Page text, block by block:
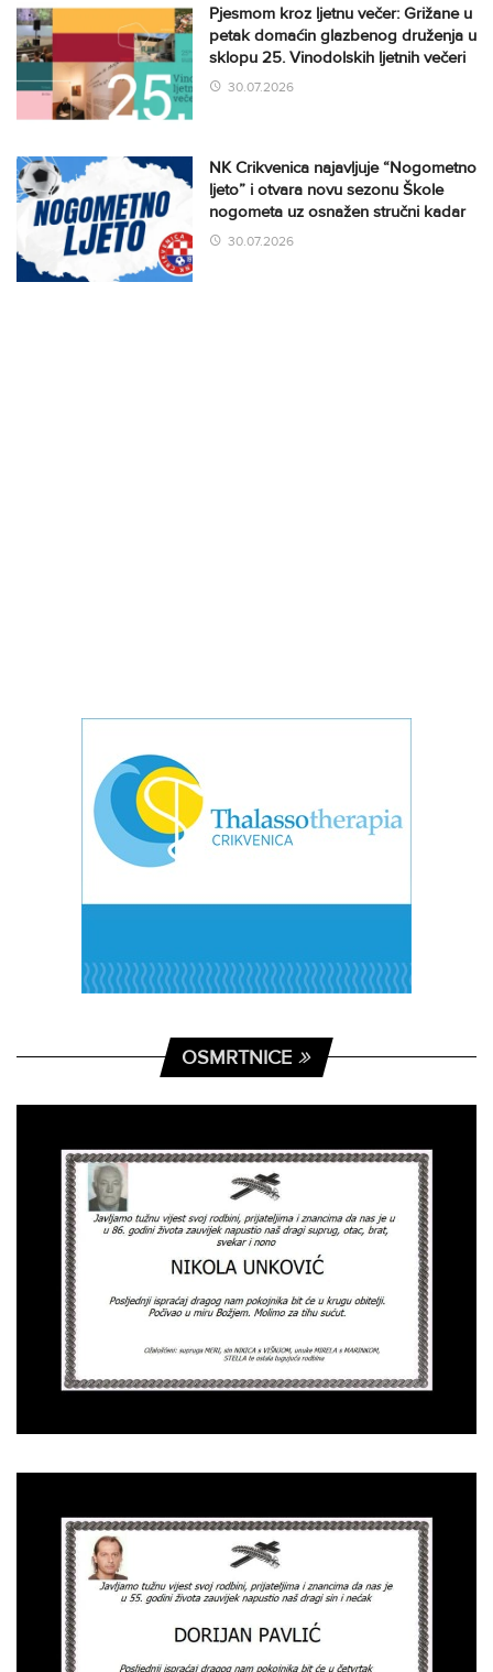
Pjesmom kroz ljetnu večer: Grižane u
petak domaćin glazbenog druženja u
sklopu 25. Vinodolskih ljetnih večeri
30.07.2026
NK Crikvenica najavljuje “Nogometno
ljeto” i otvara novu sezonu Škole
nogometa uz osnažen stručni kadar
30.07.2026
OSMRTNICE